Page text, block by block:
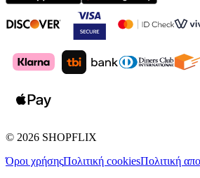
© 2026 SHOPFLIX
Όροι χρήσηςΠολιτική cookiesΠολιτική